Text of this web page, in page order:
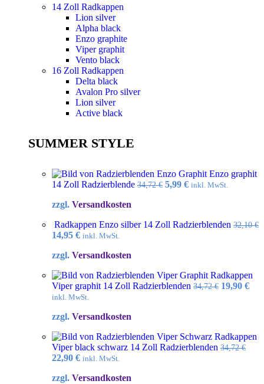
14 Zoll Radkappen
Lion silver
Alpha black
Enzo graphite
Viper graphit
Vento black
16 Zoll Radkappen
Delta black
Avalon Pro silver
Lion silver
Active black
SUMMER STYLE
Enzo graphit
14 Zoll Radzierblende 34,72€ Ursprünglicher
5,99 €Aktueller
inkl. MwSt.
zzgl. Versandkosten
Radkappen Enzo silber 14 Zoll Radzierblenden 32,10€
Ursprünglicher
war:
14,95 €Aktueller
ist:
inkl. MwSt.
zzgl. Versandkosten
Radkappen
Viper graphit 14 Zoll Radzierblenden 34,72€ 19,90 €
inkl. MwSt.
zzgl. Versandkosten
Radkappen
Viper black schwarz 14 Zoll Radzierblenden 34,72€
Ursprünglicher
war:
22,90 €Aktueller
ist:
inkl. MwSt.
zzgl. Versandkosten